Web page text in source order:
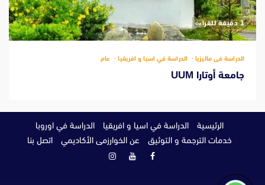
‫1 دقيقة للقراءة
الدراسة فى ماليزيا الدراسة في اسيا و افريقيا عام
جامعة أوتارا UUM
الرئيسية الدراسة في اسيا و افريقيا
الدراسة في اوروبا
خدمات الترجمة و التوثيق
عن الخوارزمى الأكاديمي اتصل بنا
فيسبوكيوتيوبانستغرام